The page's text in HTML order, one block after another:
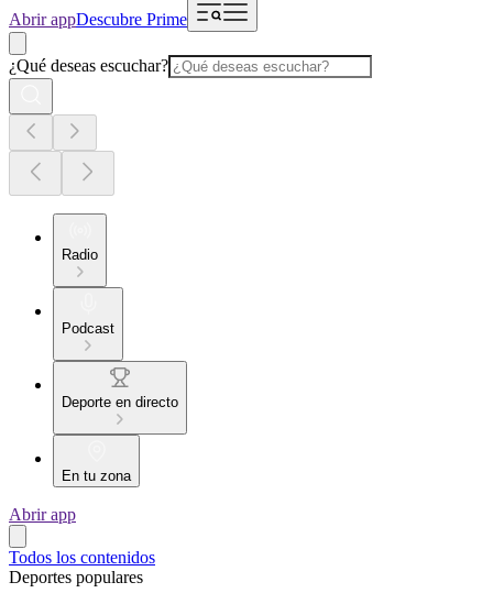
Abrir appDescubre Prime
¿Qué deseas escuchar?
Radio
Podcast
Deporte en directo
En tu zona
Abrir app
Todos los contenidos
Deportes populares